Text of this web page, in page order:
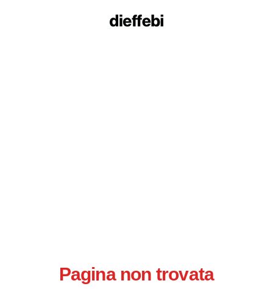
Pagina non trovata